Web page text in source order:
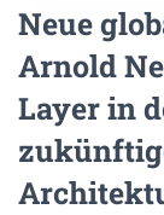
Neue
Arnold
Layer in